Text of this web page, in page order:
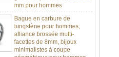
Bague en carbure de
tungstène pour hommes,
alliance brossée multi-
facettes de 8mm, bijoux
minimalistes à coupe
géométrique pour hommes